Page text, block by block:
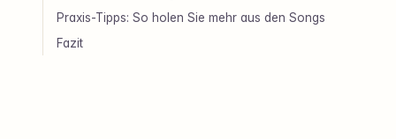
Praxis-Tipps: So holen Sie mehr aus den Songs
Fazit